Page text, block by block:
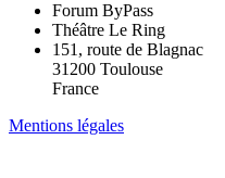
Forum ByPass
Théâtre Le Ring
151, route de Blagnac
31200 Toulouse
France
Mentions légales